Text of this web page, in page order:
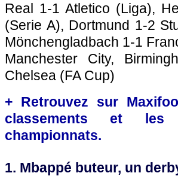
Real 1-1 Atletico (Liga),
(Serie A), Dortmund 1-2
Mönchengladbach 1-1
Manchester City,
Chelsea (FA Cup)
+ Retrouvez sur
classements et les
championnats.
1. Mbappé buteur, un